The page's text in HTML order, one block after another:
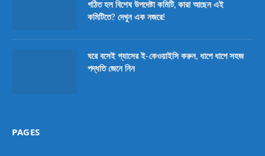
গঠিত হল বিশেষ উপদেষ্টা কমিটি, কারা আছেন এই
কমিটিতে? দেখুন এক নজরে!
ঘরে বসেই গ্যাসের ই-কেওয়াইসি করুন, ধাপে ধাপে সহজ
পদ্ধতি জেনে নিন
PAGES